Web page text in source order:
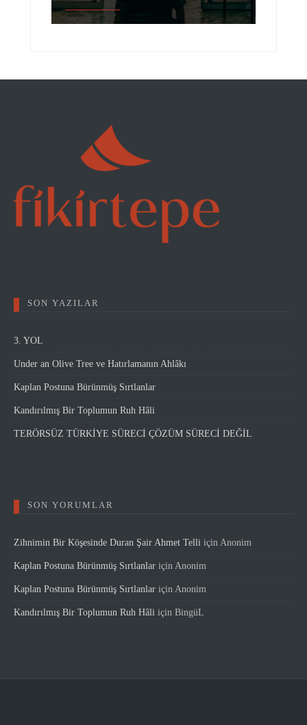
SON YAZILAR
3. YOL
Under an Olive Tree ve Hatırlamanın Ahlâkı
Kaplan Postuna Bürünmüş Sırtlanlar
Kandırılmış Bir Toplumun Ruh Hâli
TERÖRSÜZ TÜRKİYE SÜRECİ ÇÖZÜM SÜRECİ DEĞİL
SON YORUMLAR
Zihnimin Bir Köşesinde Duran Şair Ahmet Telli içinAnonim
Kaplan Postuna Bürünmüş Sırtlanlar içinAnonim
Kaplan Postuna Bürünmüş Sırtlanlar içinAnonim
Kandırılmış Bir Toplumun Ruh Hâli için BingüL